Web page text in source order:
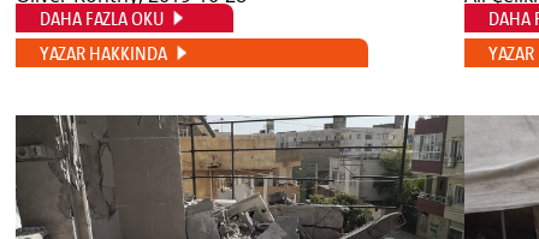
DAHA FAZLA OKU
YAZAR HAKKINDA
DAHA